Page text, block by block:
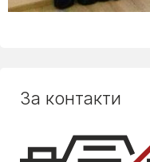
За контакти